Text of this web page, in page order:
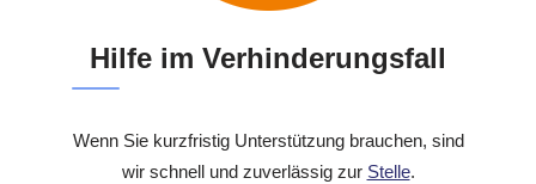
Hilfe im Verhinderungsfall
Wenn Sie kurzfristig Unterstützung brauchen, sind
wir schnell und zuverlässig zur Stelle.